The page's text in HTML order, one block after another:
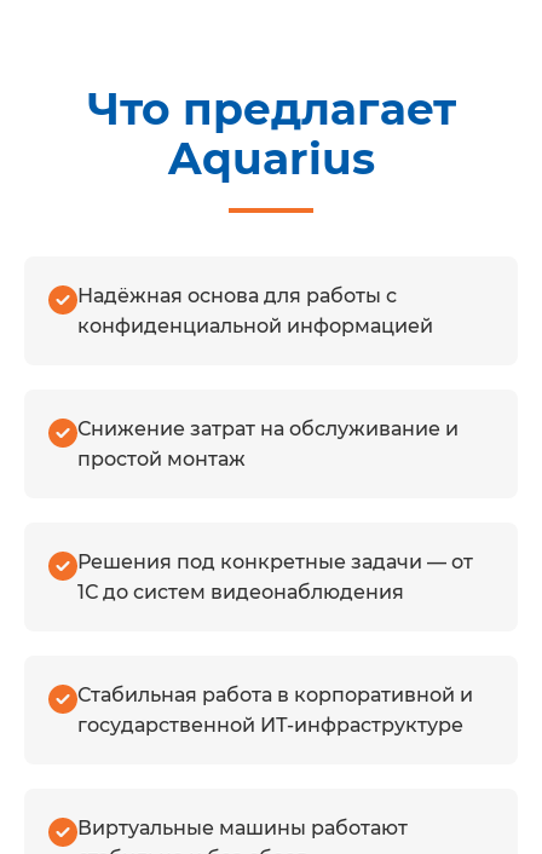
Что предлагает
Aquarius
Надёжная основа для работы с
конфиденциальной информацией
Снижение затрат на обслуживание и
простой монтаж
Решения под конкретные задачи — от
1С до систем видеонаблюдения
Стабильная работа в корпоративной и
государственной ИТ-инфраструктуре
Виртуальные машины работают